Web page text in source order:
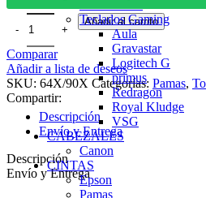
Teclados Gaming
Aula
Gravastar
Logitech G
primus
Redragon
Royal Kludge
VSG
CABEZALES
Canon
CINTAS
Epson
Pamas
Añadir al carrito
Comparar
Añadir a lista de deseos
SKU: 64X/90X Categorías: Pamas,
Compartir:
Descripción
Envío y Entrega
Descripción
Envío y Entrega